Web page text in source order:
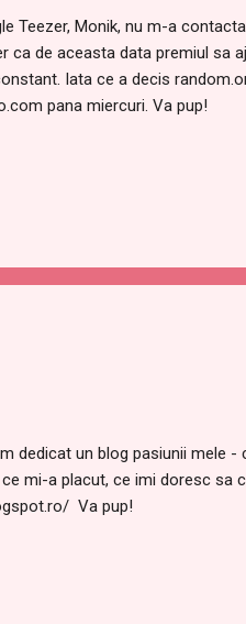
Teezer, Monik, nu m-a
ca de aceasta data premiul sa
Iata ce a decis
pana miercuri. Va pup!
dedicat un blog pasiunii mele -
mi-a placut, ce imi doresc sa
Va pup!